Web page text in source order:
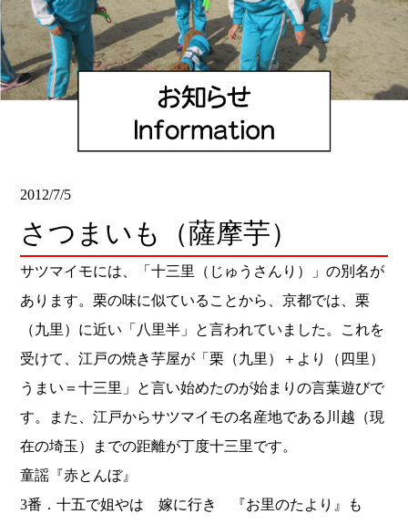
2012/7/5
さつまいも（薩摩芋）
サツマイモには、「十三里（じゅうさんり）」の別名が
あります。栗の味に似ていることから、京都では、栗
（九里）に近い「 八里半」と言われていました。これを
受けて、江戸の焼き芋屋が「栗（九里）＋より（四里）
うまい＝十三里」 と言い始めたのが始まりの言葉遊びで
す。また、江戸からサツマイモの名産地である川越（現
在の埼玉）
までの距離が丁度十三里です。
童謡『赤とんぼ』
3番．十五で姐やは 嫁に行き 『お里のたより』も